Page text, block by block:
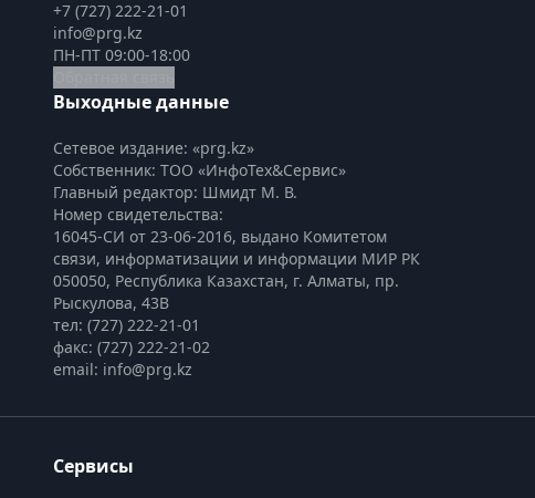
+7 (727) 222-21-01
info@prg.kz
ПН-ПТ 09:00-18:00
Выходные данные
Сетевое издание: «prg.kz»
Собственник: ТОО «ИнфоТех&Сервис»
Главный редактор: Шмидт М. В.
Номер свидетельства:
16045-СИ от 23-06-2016, выдано Комитетом
связи, информатизации и информации МИР РК
050050, Республика Казахстан, г. Алматы, пр.
Рыскулова, 43В
тел: (727) 222-21-01
факс: (727) 222-21-02
email: info@prg.kz
Сервисы